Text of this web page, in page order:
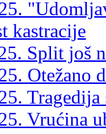
kastracije
Split još
Otežano
Vrućina